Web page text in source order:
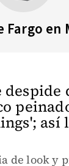
Fargo en
despide
así
de look y